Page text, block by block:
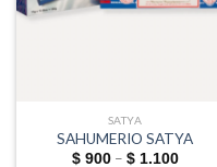
SATYA
SAHUMERIO SATYA
$900 – $1.100Price